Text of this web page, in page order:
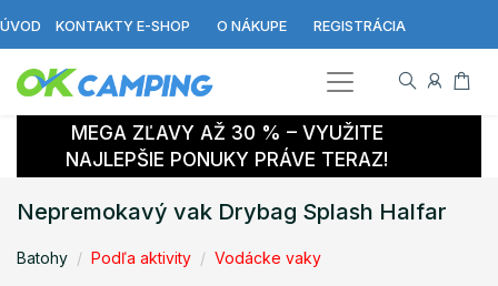
ÚVOD KONTAKTY E-SHOP O NÁKUPE REGISTRÁCIA
MEGA ZĽAVY AŽ 30 % – VYUŽITE
NAJLEPŠIE PONUKY PRÁVE TERAZ!
Nepremokavý vak Drybag Splash Halfar
Batohy Podľa aktivity Vodácke vaky